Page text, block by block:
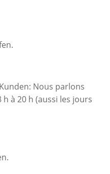
Nous parlons
à 20 h (aussi les jours